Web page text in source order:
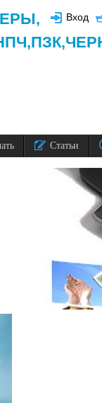
Вход
,
ПЗК,
Статьи